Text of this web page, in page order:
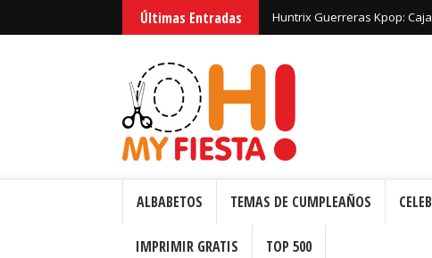
Últimas Entradas Huntrix Guerreras Kpop:
ALBABETOS TEMAS DE CUMPLEAÑOS
IMPRIMIR GRATIS TOP 500